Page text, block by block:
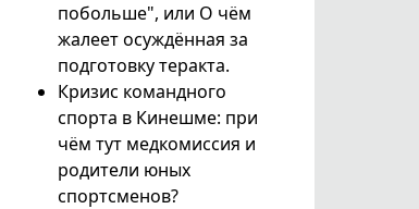
побольше", или О чём
жалеет осуждённая за
подготовку теракта.
Кризис командного
спорта в Кинешме: при
чём тут медкомиссия и
родители юных
спортсменов?